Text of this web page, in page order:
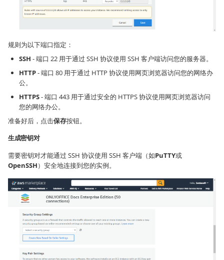
规则为以下端口指定：
SSH - 端口 22 用于通过 SSH 协议使用 SSH 客户端访问您的服务器。
HTTP- 端口 80 用于通过 HTTP 协议使用网页浏览器访问您的网络办
公。
HTTPS- 端口 443 用于通过安全的 HTTPS 协议使用网页浏览器访问
您的网络办公。
准备好后，点击保存按钮。
生成密钥对
需要密钥对才能通过 SSH 协议使用 SSH 客户端（如PuTTY或
OpenSSH）安全地连接到您的实例。